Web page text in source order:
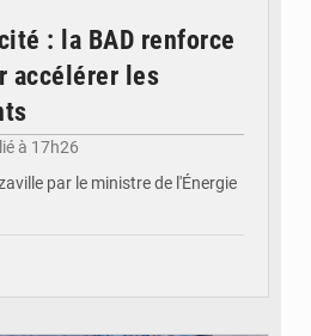
: la BAD renforce
accélérer les
à 17h26
par le ministre de l'Énergie